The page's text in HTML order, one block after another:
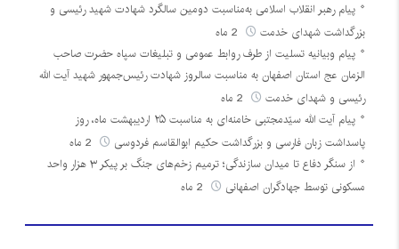
پیام رهبر انقلاب اسلامی به‌مناسبت دومین سالگرد شهادت شهید رئیسی و
بزرگداشت شهدای خدمت
پیام وبیانیه تسلیت از طرف روابط عمومی و تبلیغات سپاه حضرت صاحب
الزمان عج استان اصفهان به مناسبت سالروز شهادت رئیس‌جمهور شهید آیت الله
رئیسی و شهدای خدمت
پیام آیت الله سیّدمجتبی خامنه‌ای به مناسبت ۲۵ اردیبهشت ماه، روز
پاسداشت زبان فارسی و بزرگداشت حکیم ابوالقاسم فردوسی
از سنگر دفاع تا میدان سازندگی؛ ترمیم زخم‌های جنگ بر پیکر ۳ هزار واحد
مسکونی توسط جهادگران اصفهانی